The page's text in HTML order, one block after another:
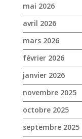
mai 2026
avril 2026
mars 2026
février 2026
janvier 2026
novembre 2025
octobre 2025
septembre 2025